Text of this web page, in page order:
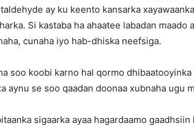
ay ku keento kansarka
Si kastaba ha ahaatee labadan
cunaha iyo hab-dhiska neefsiga.
soo koobi karno hal qormo
aynu se soo qaadan doonaa xubnaha ugu
sigaarka ayaa hagardaamo